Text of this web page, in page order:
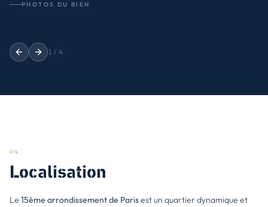
PHOTOS DU BIEN
Previous slide
Next slide
1 / 4
04
Localisation
Le 15ème arrondissement de Parisest un quartier dynamique et